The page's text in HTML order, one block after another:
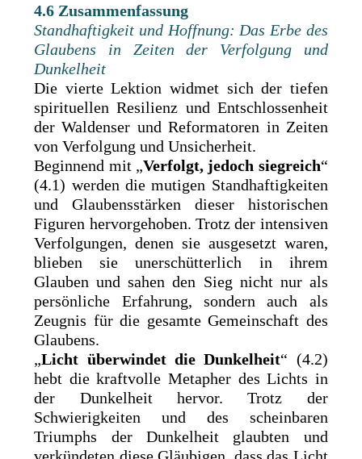
4.6 Zusammenfassung
Standhaftigkeit und Hoffnung: Das Erbe des
Glaubens in Zeiten der Verfolgung und
Dunkelheit
Die vierte Lektion widmet sich der tiefen
spirituellen Resilienz und Entschlossenheit
der Waldenser und Reformatoren in Zeiten
von Verfolgung und Unsicherheit.
Beginnend mit „Verfolgt, jedoch siegreich“
(4.1) werden die mutigen Standhaftigkeiten
und Glaubensstärken dieser historischen
Figuren hervorgehoben. Trotz der intensiven
Verfolgungen, denen sie ausgesetzt waren,
blieben sie unerschütterlich in ihrem
Glauben und sahen den Sieg nicht nur als
persönliche Erfahrung, sondern auch als
Zeugnis für die gesamte Gemeinschaft des
Glaubens.
„Licht überwindet die Dunkelheit“ (4.2)
hebt die kraftvolle Metapher des Lichts in
der Dunkelheit hervor. Trotz der
Schwierigkeiten und des scheinbaren
Triumphs der Dunkelheit glaubten und